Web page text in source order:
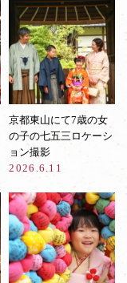
京都東山にて7歳の女
の子の七五三ロケーシ
ョン撮影
2026.6.11